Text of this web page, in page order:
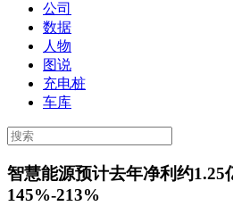
公司
数据
人物
图说
充电桩
车库
智慧能源预计去年净利约1.25
145%-213%